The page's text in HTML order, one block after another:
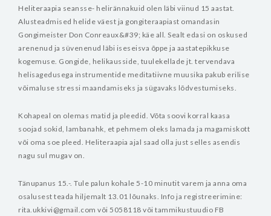
Heliteraapia seansse- helirännakuid olen läbi viinud 15 aastat.
Alusteadmised helide väest ja gongiteraapiast omandasin
Gongimeister Don Conreaux&#39; käe all. Sealt edasi on oskused
arenenud ja süvenenud läbi iseseisva õppe ja aastatepikkuse
kogemuse. Gongide, helikausside, tuulekellade jt. tervendava
helisagedusega instrumentide meditatiivne muusika pakub erilise
võimaluse stressi maandamiseks ja sügavaks lõdvestumiseks.
Kohapeal on olemas matid ja pleedid. Võta soovi korral kaasa
soojad sokid, lambanahk, et pehmem oleks lamada ja magamiskott
või oma soe pleed. Heliteraapia ajal saad olla just selles asendis
nagu sul mugav on.
Tänupanus 15.-. Tule palun kohale 5-10 minutit varem ja anna oma
osalusest teada hiljemalt 13.01 lõunaks. Info ja registreerimine:
rita.ukkivi@gmail.com või 5058118 või tammikustuudio FB